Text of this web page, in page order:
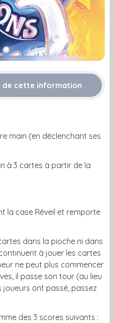
de cette information
main (en déclenchant ses
à 3 cartes à partir de la
la case Réveil et remporte
dans la pioche ni dans
à jouer les cartes
ne peut plus commencer
il passe son tour (au lieu
joueurs ont passé, passez
des 3 scores suivants :